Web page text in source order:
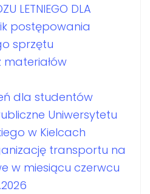
LETNIEGO DLA
postępowania
sprzętu
dla studentów
Uniwersytetu
w Kielcach
transportu na
w miesiącu czerwcu